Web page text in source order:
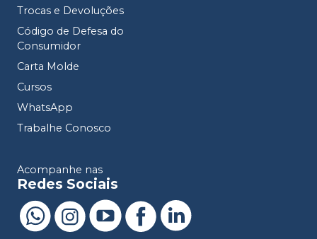
Trocas e Devoluções
Código de Defesa do
Consumidor
Carta Molde
Cursos
WhatsApp
Trabalhe Conosco
Acompanhe nas
Redes Sociais